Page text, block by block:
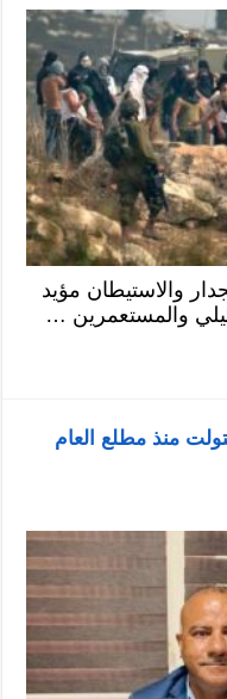
والاستيطان مؤيد
والمستعمرين …
منذ مطلع العام